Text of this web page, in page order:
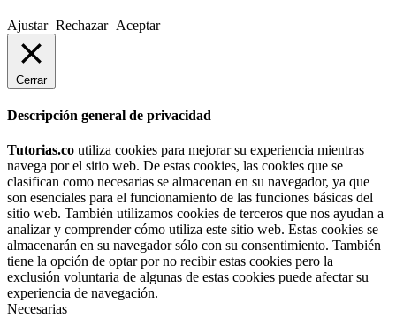
Ajustar Rechazar Aceptar
Cerrar
Descripción general de privacidad
Tutorias.co utiliza cookies para mejorar su experiencia mientras
navega por el sitio web. De estas cookies, las cookies que se
clasifican como necesarias se almacenan en su navegador, ya que
son esenciales para el funcionamiento de las funciones básicas del
sitio web. También utilizamos cookies de terceros que nos ayudan a
analizar y comprender cómo utiliza este sitio web. Estas cookies se
almacenarán en su navegador sólo con su consentimiento. También
tiene la opción de optar por no recibir estas cookies pero la
exclusión voluntaria de algunas de estas cookies puede afectar su
experiencia de navegación.
Necesarias